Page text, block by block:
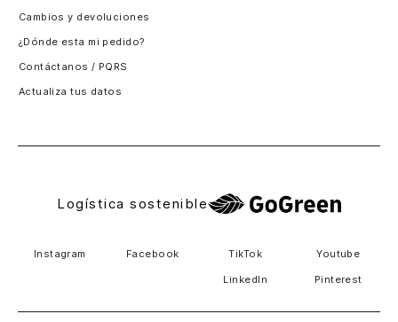
Cambios y devoluciones
¿Dónde esta mi pedido?
Contáctanos / PQRS
Actualiza tus datos
Logística sostenible
Instagram Facebook TikTok Youtube
LinkedIn Pinterest